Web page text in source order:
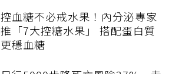
控血糖不必戒水果！內分泌專家
推「7大控糖水果」 搭配蛋白質
更穩血糖